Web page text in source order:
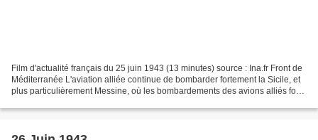
Film d'actualité français du 25 juin 1943 (13 minutes) source : Ina.fr Front de
Méditerranée L'aviation alliée continue de bombarder fortement la Sicile, et
plus particulièrement Messine, où les bombardements des avions alliés font